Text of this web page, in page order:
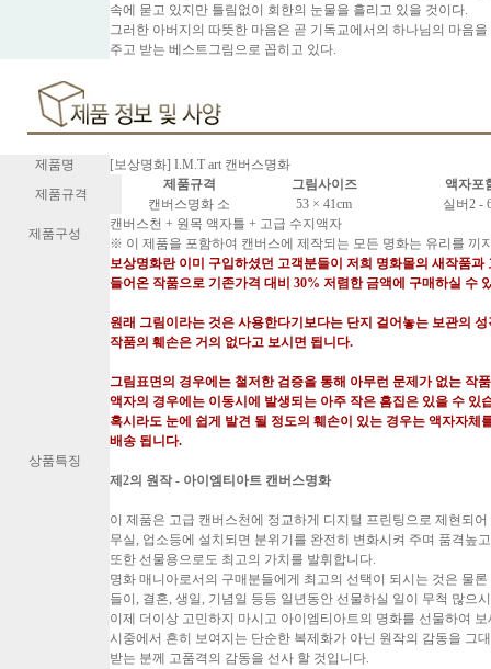
속에 묻고 있지만 틀림없이 회한의 눈물을 흘리고 있을 것이다.
그러한 아버지의 따뜻한 마음은 곧 기독교에서의 하나님의 마음
주고 받는 베스트그림으로 꼽히고 있다.
제품명
[보상명화] I.M.T art 캔버스명화
제품규격
제품규격 그림사이즈
액자포
캔버스명화 소
53 × 41cm
실버2 -
제품구성
캔버스천 + 원목 액자틀 + 고급 수지액자
※ 이 제품을 포함하여 캔버스에 제작되는 모든 명화는 유리를 끼
상품특징
보상명화란 이미 구입하셨던 고객분들이 저희 명화몰의 새작품과
들어온 작품으로 기존가격 대비 30% 저렴한 금액에 구매하실 수
원래 그림이라는 것은 사용한다기보다는 단지 걸어놓는 보관의
작품의 훼손은 거의 없다고 보시면 됩니다.
그림표면의 경우에는 철저한 검증을 통해 아무런 문제가 없는 작
액자의 경우에는 이동시에 발생되는 아주 작은 흠집은 있을 수 있
혹시라도 눈에 쉽게 발견 될 정도의 훼손이 있는 경우는 액자자체
배송 됩니다.
제2의 원작 - 아이엠티아트 캔버스명화
이 제품은 고급 캔버스천에 정교하게 디지털 프린팅으로 제현되
무실, 업소등에 설치되면 분위기를 완전히 변화시켜 주며 품격높
또한 선물용으로도 최고의 가치를 발휘합니다.
명화 매니아로서의 구매분들에게 최고의 선택이 되시는 것은 물
들이, 결혼, 생일, 기념일 등등 일년동안 선물하실 일이 무척 많으
이제 더이상 고민하지 마시고 아이엠티아트의 명화를 선물하여 보
시중에서 흔히 보여지는 단순한 복제화가 아닌 원작의 감동을 그
받는 분께 고품격의 감동을 선사 할 것입니다.